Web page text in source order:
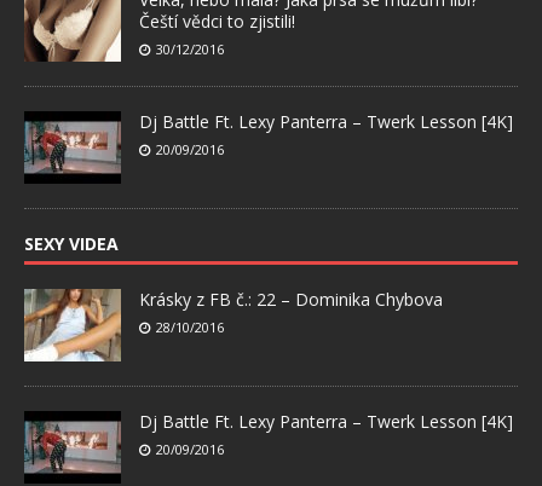
Čeští vědci to zjistili!
30/12/2016
Dj Battle Ft. Lexy Panterra – Twerk Lesson [4K]
20/09/2016
SEXY VIDEA
Krásky z FB č.: 22 – Dominika Chybova
28/10/2016
Dj Battle Ft. Lexy Panterra – Twerk Lesson [4K]
20/09/2016